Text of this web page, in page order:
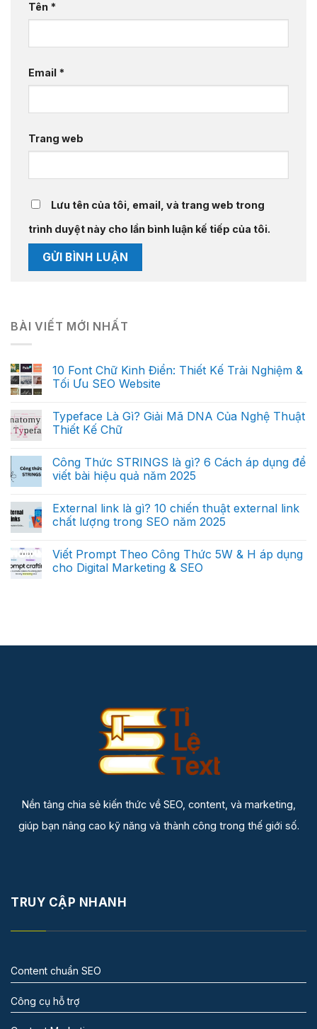
Tên *
Email *
Trang web
Lưu tên của tôi, email, và trang web trong
trình duyệt này cho lần bình luận kế tiếp của tôi.
BÀI VIẾT MỚI NHẤT
10 Font Chữ Kinh Điển: Thiết Kế Trải Nghiệm &
Tối Ưu SEO Website
Typeface Là Gì? Giải Mã DNA Của Nghệ Thuật
Thiết Kế Chữ
Công Thức STRINGS là gì? 6 Cách áp dụng để
viết bài hiệu quả năm 2025
External link là gì? 10 chiến thuật external link
chất lượng trong SEO năm 2025
Viết Prompt Theo Công Thức 5W & H áp dụng
cho Digital Marketing & SEO
Nền tảng chia sẻ kiến thức về SEO, content, và marketing,
giúp bạn nâng cao kỹ năng và thành công trong thế giới số.
TRUY CẬP NHANH
Content chuẩn SEO
Công cụ hỗ trợ